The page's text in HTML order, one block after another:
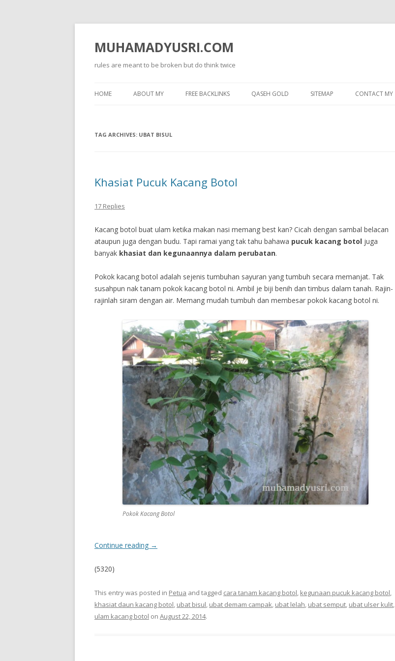
MUHAMADYUSRI.COM
rules are meant to be broken but do think twice
to
HOME ABOUT MY FREE BACKLINKS QASEH GOLD SITEMAP CONTACT MY
TAG ARCHIVES: UBAT BISUL
Khasiat Pucuk Kacang Botol
17 Replies
Kacang botol buat ulam ketika makan nasi memang best kan? Cicah dengan sambal belacan
ataupun juga dengan budu. Tapi ramai yang tak tahu bahawa pucuk kacang botol juga
banyak khasiat dan kegunaannya dalam perubatan.
Pokok kacang botol adalah sejenis tumbuhan sayuran yang tumbuh secara memanjat. Tak
susahpun nak tanam pokok kacang botol ni. Ambil je biji benih dan timbus dalam tanah. Rajin-
rajinlah siram dengan air. Memang mudah tumbuh dan membesar pokok kacang botol ni.
Pokok Kacang Botol
Continue reading →
(5320)
This entry was posted in Petua and tagged cara tanam kacang botol, kegunaan pucuk kacang botol,
khasiat daun kacang botol, ubat bisul, ubat demam campak, ubat lelah, ubat semput, ubat ulser kulit,
ulam kacang botol on August 22, 2014.